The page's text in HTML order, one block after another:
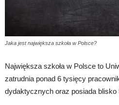
Jaka jest największa szkoła w Polsce?
Największa szkoła w Polsce to
zatrudnia ponad 6 tysięcy
dydaktycznych oraz posiada blisko